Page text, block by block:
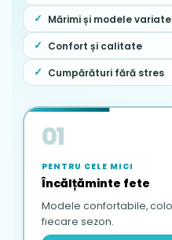
Mărimi și modele variate
Confort și calitate
Cumpărături fără stres
01
PENTRU CELE MICI
Încălțăminte fete
Modele confortabile,
fiecare sezon.